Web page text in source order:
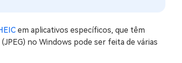
em aplicativos específicos, que têm
no Windows pode ser feita de várias